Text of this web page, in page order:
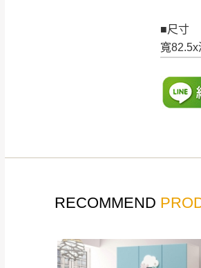
■尺寸
寬
本
讓
百
無
RECOMMEND